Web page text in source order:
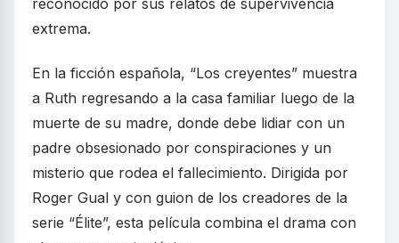
reconocido por sus relatos de supervivencia
extrema.
En la ficción española, “Los creyentes” muestra
a Ruth regresando a la casa familiar luego de la
muerte de su madre, donde debe lidiar con un
padre obsesionado por conspiraciones y un
misterio que rodea el fallecimiento. Dirigida por
Roger Gual y con guion de los creadores de la
serie “Élite”, esta película combina el drama con